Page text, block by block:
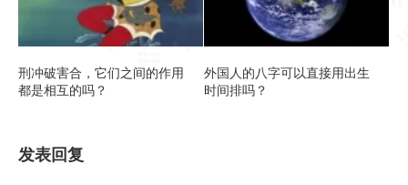
刑冲破害合，它们之间的作用
都是相互的吗？
外国人的八字可以直接用出生
时间排吗？
发表回复